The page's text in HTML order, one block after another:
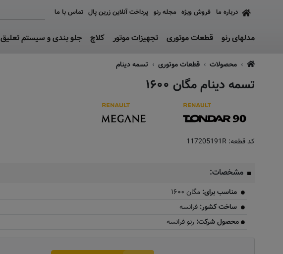
درباره ما فروش ویژه مجله رنو پرداخت آنلاین زرین پال تماس با ما
مدلهای رنو قطعات موتوری تجهیزات موتور کلاچ جلو بندی و سیستم تعلیق
محصولات قطعات موتوری تسمه دینام
تسمه دینام مگان ۱۶۰۰
کد قطعه: 117205191R
مشخصات:
مناسب برای: مگان ۱۶۰۰
ساخت کشور: فرانسه
محصول شرکت: رنو فرانسه